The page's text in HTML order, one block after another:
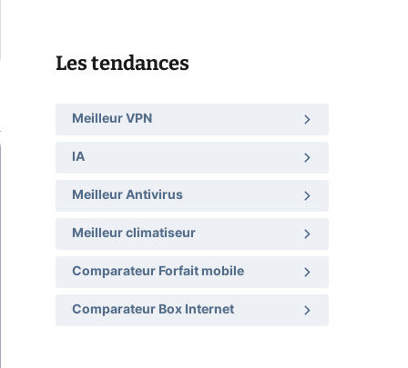
Les tendances
Meilleur VPN
IA
Meilleur Antivirus
Meilleur climatiseur
Comparateur Forfait mobile
Comparateur Box Internet